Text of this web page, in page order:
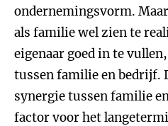
ondernemingsvorm.
als familie wel zien te
eigenaar goed in te
tussen familie en bedrijf.
synergie tussen familie
factor voor het